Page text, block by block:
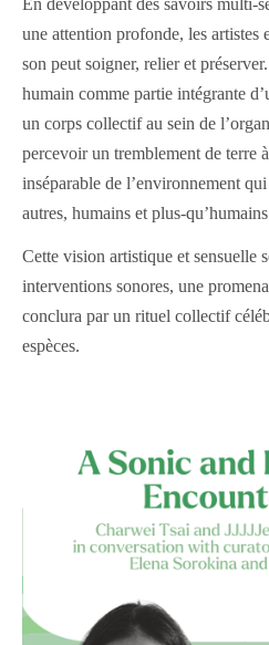
En développant des savoirs multi-
une attention profonde, les artistes
son peut soigner, relier et
humain comme partie intégrante
un corps collectif au sein de
percevoir un tremblement de terre
inséparable de l’environnement
autres, humains et plus-
Cette vision artistique et sensuelle
interventions sonores, une
conclura par un rituel collectif
espèces.